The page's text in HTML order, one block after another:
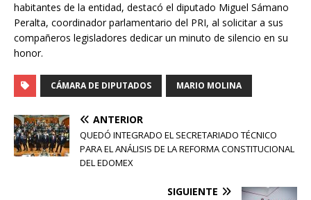
habitantes de la entidad, destacó el diputado Miguel Sámano
Peralta, coordinador parlamentario del PRI, al solicitar a sus
compañeros legisladores dedicar un minuto de silencio en su
honor.
CÁMARA DE DIPUTADOS MARIO MOLINA
ANTERIOR
QUEDÓ INTEGRADO EL SECRETARIADO TÉCNICO
PARA EL ANÁLISIS DE LA REFORMA CONSTITUCIONAL
DEL EDOMEX
SIGUIENTE